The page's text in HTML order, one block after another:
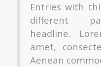
Entries with
different
headline.
amet,
Aenean